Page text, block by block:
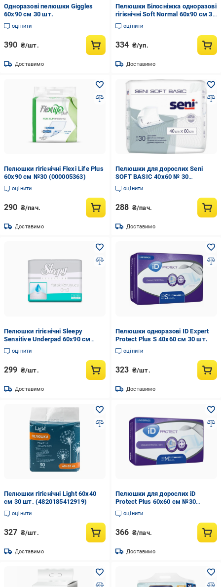
Одноразові пелюшки Giggles
60х90 см 30 шт.
оцінити
390 ₴/шт.
Доставимо
Пелюшки Білосніжка одноразові
гігієнічні Soft Normal 60х90 см 30
шт. (000006153)
оцінити
334 ₴/уп.
Доставимо
Пелюшки гігієнічні Flexi Life Plus
60х90 см №30 (000005363)
оцінити
290 ₴/пач.
Доставимо
Пелюшки для дорослих Seni
SOFT BASIC 40х60 № 30
(000005752)
оцінити
288 ₴/пач.
Доставимо
Пелюшки гігієнічні Sleepy
Sensitive Underpad 60х90 см
№30 (000005910)
оцінити
299 ₴/шт.
Доставимо
Пелюшки одноразові ID Expert
Protect Plus S 40х60 см 30 шт.
оцінити
323 ₴/шт.
Доставимо
Пелюшки гігієнічні Light 60х40
см 30 шт. (4820185412919)
оцінити
327 ₴/шт.
Доставимо
Пелюшки для дорослих iD
Protect Plus 60х60 см №30
(000003692)
оцінити
366 ₴/пач.
Доставимо